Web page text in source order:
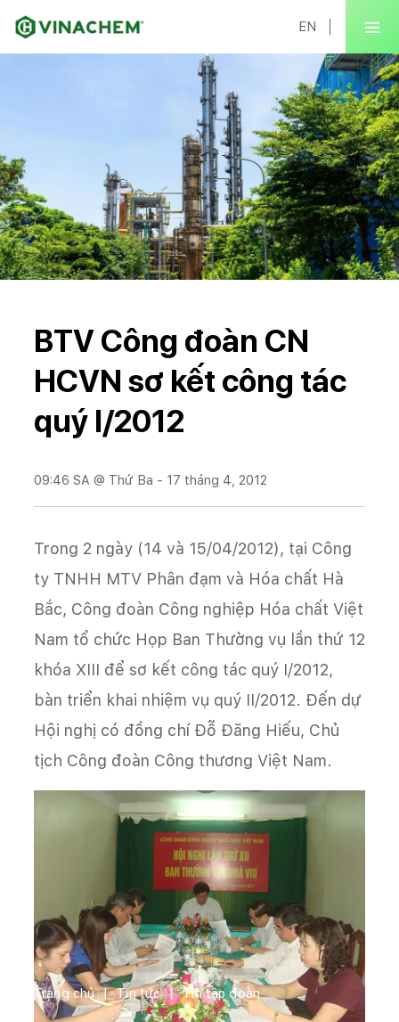
EN
Trang chủ Tin tức Tin tập đoàn
BTV Công đoàn CN
HCVN sơ kết công tác
quý I/2012
09:46 SA @ Thứ Ba - 17 tháng 4, 2012
Trong 2 ngày (14 và 15/04/2012), tại Công
ty TNHH MTV Phân đạm và Hóa chất Hà
Bắc, Công đoàn Công nghiệp Hóa chất Việt
Nam tổ chức Họp Ban Thường vụ lần thứ 12
khóa XIII để sơ kết công tác quý I/2012,
bàn triển khai nhiệm vụ quý II/2012. Đến dự
Hội nghị có đồng chí Đỗ Đăng Hiếu, Chủ
tịch Công đoàn Công thương Việt Nam.